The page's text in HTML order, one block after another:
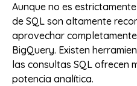
Aunque no es
de SQL son altamente
aprovechar
BigQuery. Existen
las consultas SQL ofrecen
potencia analítica.